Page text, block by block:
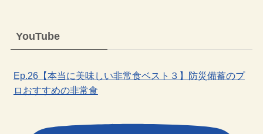
YouTube
Ep.26【本当に美味しい非常食ベスト３】防災備蓄のプ
ロおすすめの非常食